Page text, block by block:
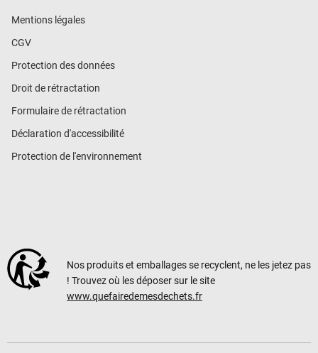
Mentions légales
CGV
Protection des données
Droit de rétractation
Formulaire de rétractation
Déclaration d'accessibilité
Protection de l'environnement
Nos produits et emballages se recyclent, ne les jetez pas
! Trouvez où les déposer sur le site
www.quefairedemesdechets.fr